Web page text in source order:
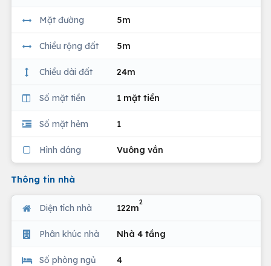
Mặt đường 5m
Chiều rộng đất 5m
Chiều dài đất 24m
Số mặt tiền 1 mặt tiền
Số mặt hẻm 1
Hình dáng Vuông vắn
Thông tin nhà
Diện tích nhà 122m
2
Phân khúc nhà Nhà 4 tầng
Số phòng ngủ 4